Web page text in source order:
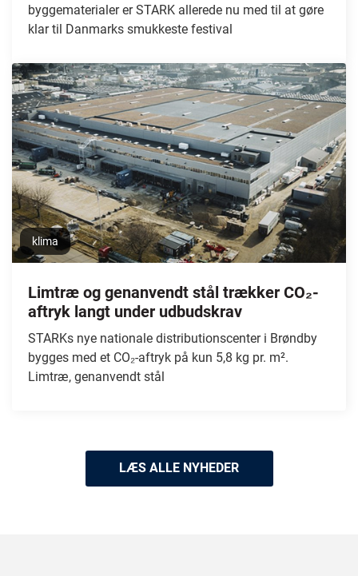
byggematerialer er STARK allerede nu med til at gøre
klar til Danmarks smukkeste festival
klima
Limtræ og genanvendt stål trækker CO₂-
aftryk langt under udbudskrav
STARKs nye nationale distributionscenter i Brøndby
bygges med et CO₂-aftryk på kun 5,8 kg pr. m².
Limtræ, genanvendt stål
LÆS ALLE NYHEDER